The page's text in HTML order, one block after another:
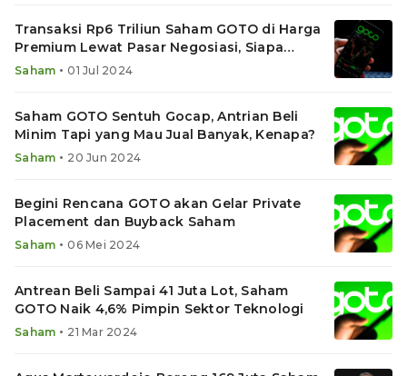
Transaksi Rp6 Triliun Saham GOTO di Harga
Premium Lewat Pasar Negosiasi, Siapa
Pelakunya?
Saham • 01 Jul 2024
Saham GOTO Sentuh Gocap, Antrian Beli
Minim Tapi yang Mau Jual Banyak, Kenapa?
Saham • 20 Jun 2024
Begini Rencana GOTO akan Gelar Private
Placement dan Buyback Saham
Saham • 06 Mei 2024
Antrean Beli Sampai 41 Juta Lot, Saham
GOTO Naik 4,6% Pimpin Sektor Teknologi
Saham • 21 Mar 2024